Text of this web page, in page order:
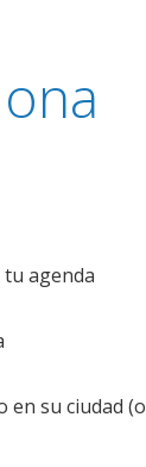
tu agenda
su ciudad